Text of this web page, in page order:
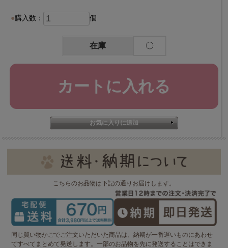
購入数： 個
在庫 〇
こちらのお品物は下記の通りお届けします。
同じ買い物かごでご注文いただいた商品は、納期が一番遅いものにあわせ
てすべてまとめて発送します。一部のお品物を先に発送することはできま